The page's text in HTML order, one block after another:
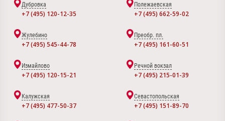
Дубровка
+7 (495) 120-12-35
Полежаевская
+7 (495) 662-59-02
Жулебино
+7 (495) 545-44-78
Преобр. пл.
+7 (495) 161-60-51
Измайлово
+7 (495) 120-15-21
Речной вокзал
+7 (495) 215-01-39
Калужская
+7 (495) 477-50-37
Севастопольская
+7 (495) 151-89-70